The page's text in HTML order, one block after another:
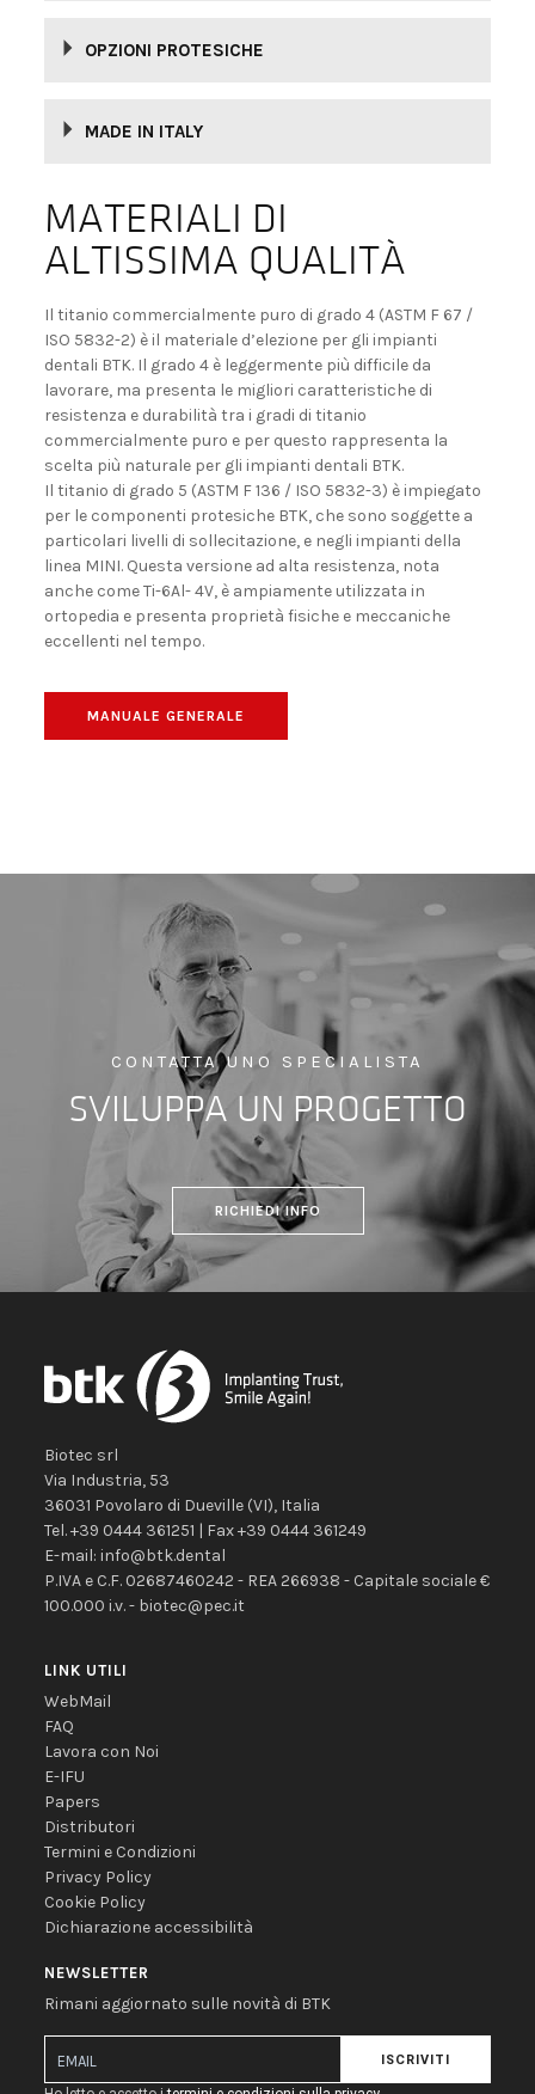
OPZIONI PROTESICHE
MADE IN ITALY
MATERIALI DI
ALTISSIMA QUALITÀ
Il titanio commercialmente puro di grado 4 (ASTM F 67 /
ISO 5832-2) è il materiale d’elezione per gli impianti
dentali BTK. Il grado 4 è leggermente più difficile da
lavorare, ma presenta le migliori caratteristiche di
resistenza e durabilità tra i gradi di titanio
commercialmente puro e per questo rappresenta la
scelta più naturale per gli impianti dentali BTK.
Il titanio di grado 5 (ASTM F 136 / ISO 5832-3) è impiegato
per le componenti protesiche BTK, che sono soggette a
particolari livelli di sollecitazione, e negli impianti della
linea MINI. Questa versione ad alta resistenza, nota
anche come Ti-6Al- 4V, è ampiamente utilizzata in
ortopedia e presenta proprietà fisiche e meccaniche
eccellenti nel tempo.
MANUALE GENERALE
CONTATTA UNO SPECIALISTA
SVILUPPA UN PROGETTO
RICHIEDI INFO
Biotec srl
Via Industria, 53
36031 Povolaro di Dueville (VI), Italia
Tel.+39 0444 361251 | Fax+39 0444 361249
E-mail:info@btk.dental
P.IVA e C.F. 02687460242 - REA 266938 - Capitale sociale €
100.000 i.v. - biotec@pec.it
LINK UTILI
WebMail
FAQ
Lavora con Noi
E-IFU
Papers
Distributori
Termini e Condizioni
Privacy Policy
Cookie Policy
Dichiarazione accessibilità
NEWSLETTER
Rimani aggiornato sulle novità di BTK
ISCRIVITI